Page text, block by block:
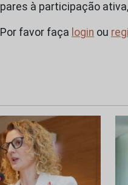
pares à participação
Por favor faça login ou